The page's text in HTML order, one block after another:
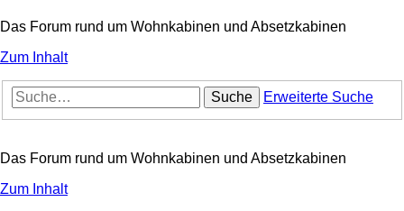
Das Forum rund um Wohnkabinen und Absetzkabinen
Zum Inhalt
Suche Erweiterte Suche
Das Forum rund um Wohnkabinen und Absetzkabinen
Zum Inhalt